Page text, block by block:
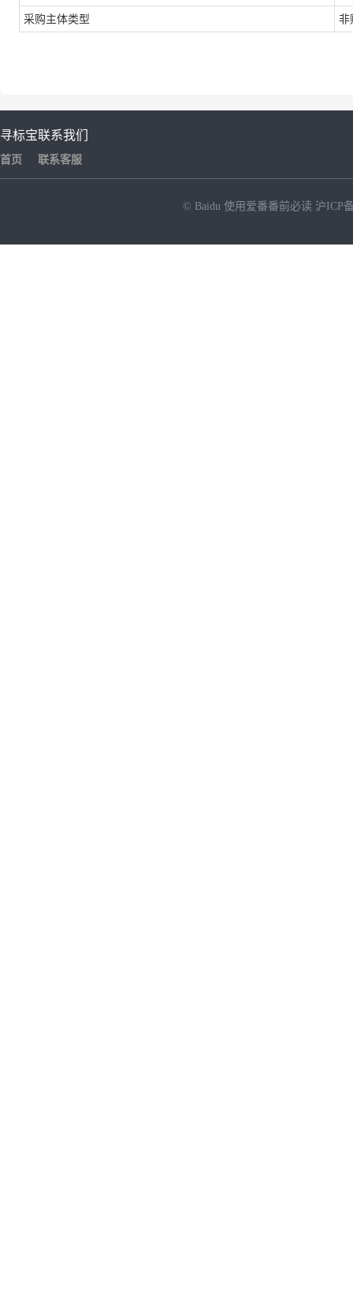
采购主体类型 非
寻标宝
首页
联系我们
联系客服
© Baidu 使用爱番番前必读 沪ICP